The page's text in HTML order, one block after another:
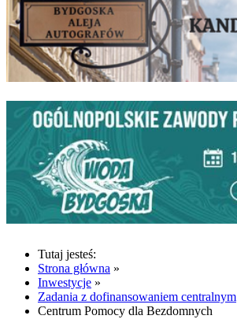
Tutaj jesteś:
Strona główna »
Inwestycje »
Zadania z dofinansowaniem centralnym
Centrum Pomocy dla Bezdomnych